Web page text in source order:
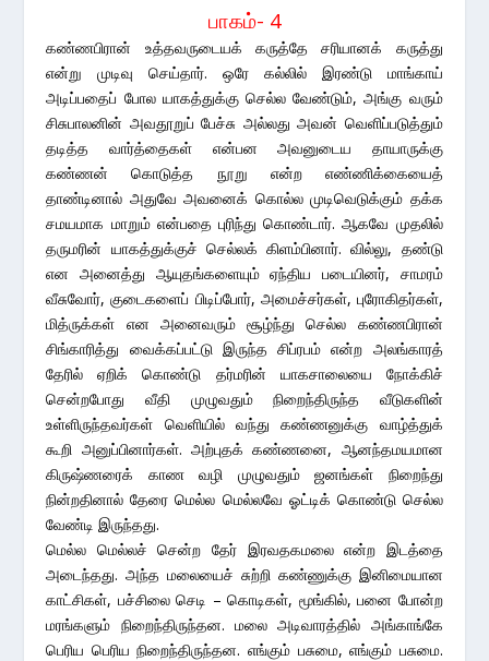
பாகம்- 4
கண்ணபிரான் உத்தவருடையக் கருத்தே சரியானக் கருத்து
என்று முடிவு செய்தார். ஒரே கல்லில் இரண்டு மாங்காய்
அடிப்பதைப் போல யாகத்துக்கு செல்ல வேண்டும், அங்கு வரும்
சிசுபாலனின் அவதூறுப் பேச்சு அல்லது அவன் வெளிப்படுத்தும்
தடித்த வார்த்தைகள் என்பன அவனுடைய தாயாருக்கு
கண்ணன் கொடுத்த நூறு என்ற எண்ணிக்கையைத்
தாண்டினால் அதுவே அவனைக் கொல்ல முடிவெடுக்கும் தக்க
சமயமாக மாறும் என்பதை புரிந்து கொண்டார். ஆகவே முதலில்
தருமரின் யாகத்துக்குச் செல்லக் கிளம்பினார். வில்லு, தண்டு
என அனைத்து ஆயுதங்களையும் ஏந்திய படையினர், சாமரம்
வீசுவோர், குடைகளைப் பிடிப்போர், அமைச்சர்கள், புரோகிதர்கள்,
மித்ருக்கள் என அனைவரும் சூழ்ந்து செல்ல கண்ணபிரான்
சிங்காரித்து வைக்கப்பட்டு இருந்த சிப்ரபம் என்ற அலங்காரத்
தேரில் ஏறிக் கொண்டு தர்மரின் யாகசாலையை நோக்கிச்
சென்றபோது வீதி முழுவதும் நிறைந்திருந்த வீடுகளின்
உள்ளிருந்தவர்கள் வெளியில் வந்து கண்ணனுக்கு வாழ்த்துக்
கூறி அனுப்பினார்கள். அற்புதக் கண்ணனை, ஆனந்தமயமான
கிருஷ்ணரைக் காண வழி முழுவதும் ஜனங்கள் நிறைந்து
நின்றதினால் தேரை மெல்ல மெல்லவே ஓட்டிக் கொண்டு செல்ல
வேண்டி இருந்தது.
மெல்ல மெல்லச் சென்ற தேர் இரவதகமலை என்ற இடத்தை
அடைந்தது. அந்த மலையைச் சுற்றி கண்ணுக்கு இனிமையான
காட்சிகள், பச்சிலை செடி – கொடிகள், மூங்கில், பனை போன்ற
மரங்களும் நிறைந்திருந்தன. மலை அடிவாரத்தில் அங்காங்கே
பெரிய பெரிய நிறைந்திருந்தன. எங்கும் பசுமை, எங்கும் பசுமை.